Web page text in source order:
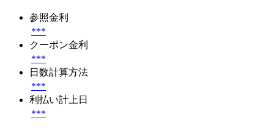
参照金利
***
クーポン金利
***
日数計算方法
***
利払い計上日
***